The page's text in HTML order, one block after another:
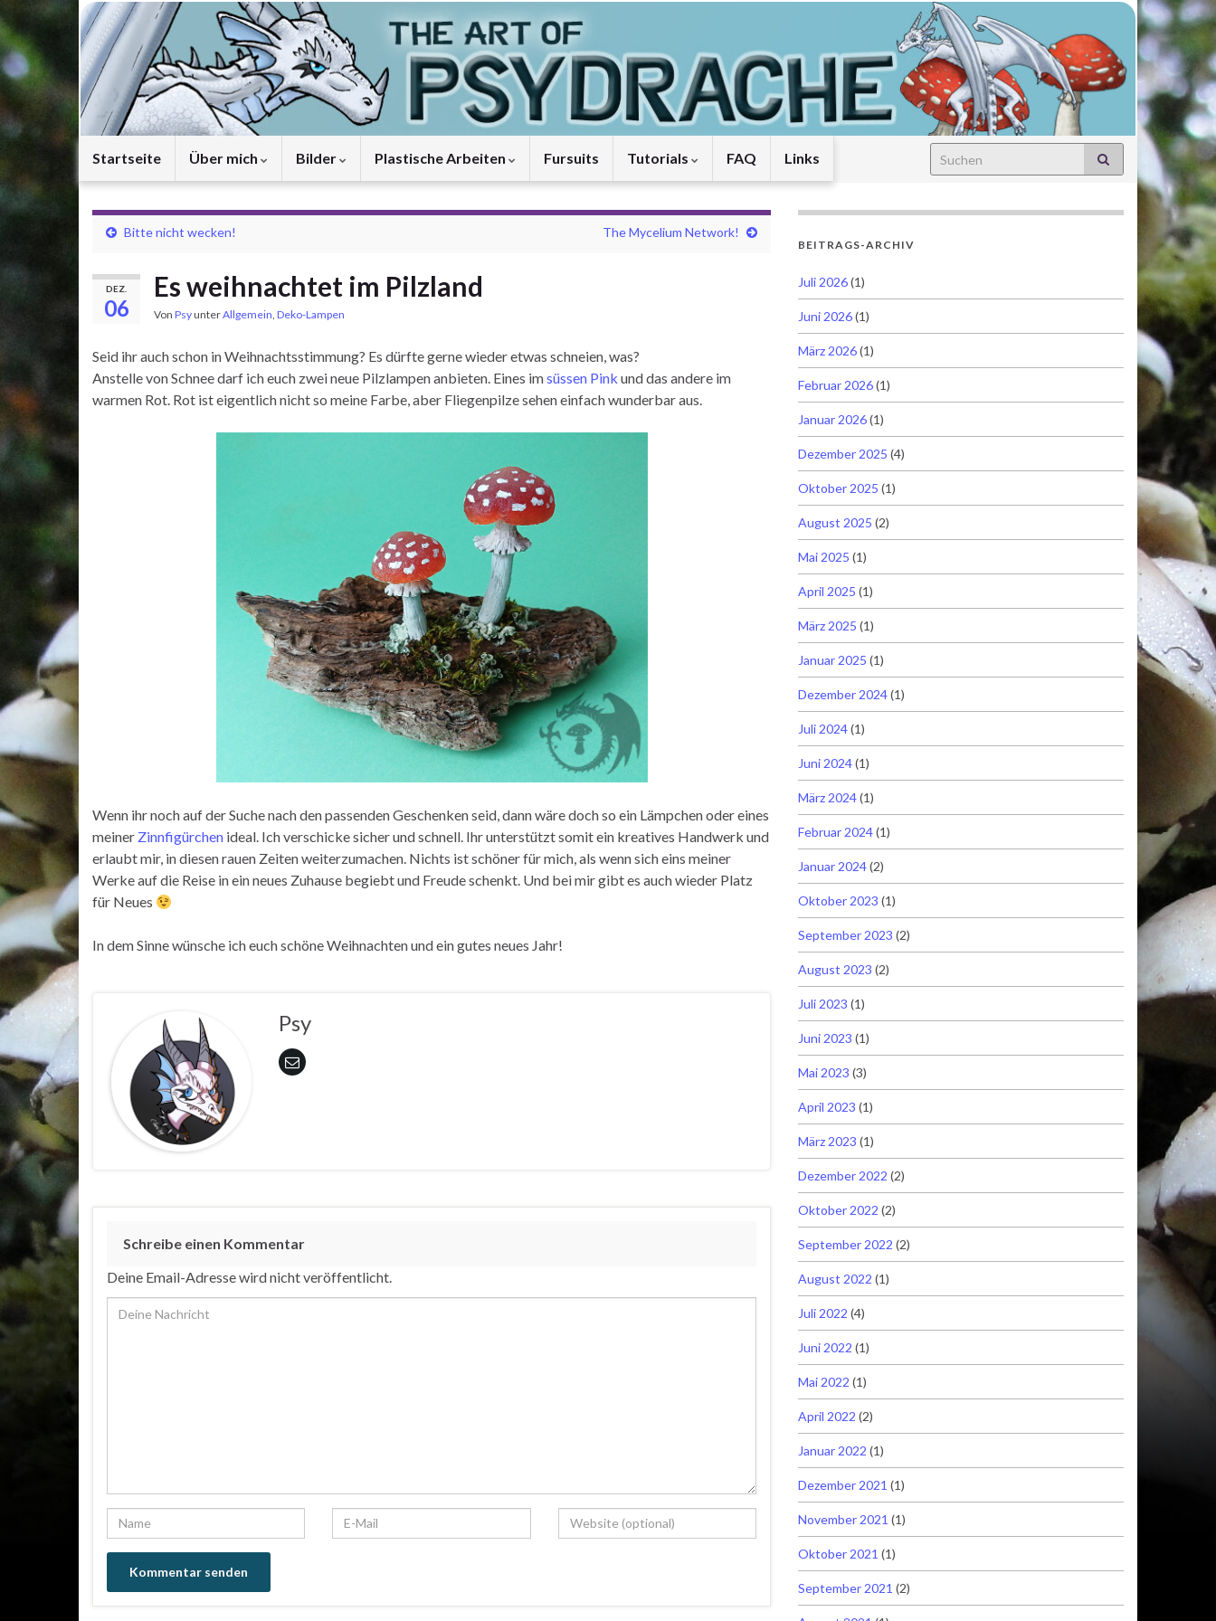
Startseite Über mich Bilder Plastische Arbeiten Fursuits Tutorials FAQ Links Search for:
Bitte nicht wecken! The Mycelium Network!
DEZ.
06
Es weihnachtet im Pilzland
Von PsyunterAllgemein, Deko-Lampen
Seid ihr auch schon in Weihnachtsstimmung? Es dürfte gerne wieder etwas schneien, was?
Anstelle von Schnee darf ich euch zwei neue Pilzlampen anbieten. Eines imsüssen Pink und das andere im
warmen Rot. Rot ist eigentlich nicht so meine Farbe, aber Fliegenpilze sehen einfach wunderbar aus.
Wenn ihr noch auf der Suche nach den passenden Geschenken seid, dann wäre doch so ein Lämpchen oder eines
meiner Zinnfigürchen ideal. Ich verschicke sicher und schnell. Ihr unterstützt somit ein kreatives Handwerk und
erlaubt mir, in diesen rauen Zeiten weiterzumachen. Nichts ist schöner für mich, als wenn sich eins meiner
Werke auf die Reise in ein neues Zuhause begiebt und Freude schenkt. Und bei mir gibt es auch wieder Platz
für Neues
In dem Sinne wünsche ich euch schöne Weihnachten und ein gutes neues Jahr!
Psy
Schreibe einen Kommentar
Deine Email-Adresse wird nicht veröffentlicht.
BEITRAGS-ARCHIV
Juli 2026(1)
Juni 2026(1)
März 2026(1)
Februar 2026(1)
Januar 2026(1)
Dezember 2025 (4)
Oktober 2025 (1)
August 2025 (2)
Mai 2025 (1)
April 2025 (1)
März 2025 (1)
Januar 2025 (1)
Dezember 2024(1)
Juli 2024(1)
Juni 2024(1)
März 2024(1)
Februar 2024(1)
Januar 2024(2)
Oktober 2023 (1)
September 2023 (2)
August 2023 (2)
Juli 2023 (1)
Juni 2023 (1)
Mai 2023 (3)
April 2023 (1)
März 2023 (1)
Dezember 2022 (2)
Oktober 2022 (2)
September 2022 (2)
August 2022 (1)
Juli 2022 (4)
Juni 2022 (1)
Mai 2022 (1)
April 2022 (2)
Januar 2022 (1)
Dezember 2021 (1)
November 2021 (1)
Oktober 2021 (1)
September 2021 (2)